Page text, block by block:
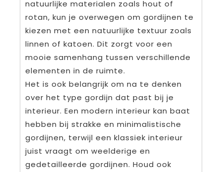
natuurlijke materialen zoals hout of
rotan, kun je overwegen om gordijnen te
kiezen met een natuurlijke textuur zoals
linnen of katoen. Dit zorgt voor een
mooie samenhang tussen verschillende
elementen in de ruimte.
Het is ook belangrijk om na te denken
over het type gordijn dat past bij je
interieur. Een modern interieur kan baat
hebben bij strakke en minimalistische
gordijnen, terwijl een klassiek interieur
juist vraagt om weelderige en
gedetailleerde gordijnen. Houd ook